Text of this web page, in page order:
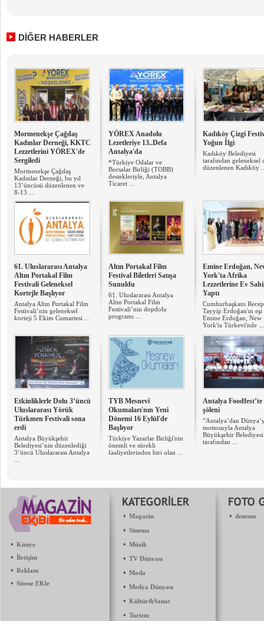
DİĞER HABERLER
Mormenekşe Çağdaş
Kadınlar Derneği, KKTC
Lezzetlerini YÖREX'de
Sergiledi
Mormenekşe Çağdaş
Kadınlar Derneği, bu yıl
13’üncüsü düzenlenen ve
8-13 ...
YÖREX Anadolu
Lezetleriye 13..Defa
Antalya'da
*Türkiye Odalar ve
Borsalar Birliği (TOBB)
destekleriyle, Antalya
Ticaret ...
Kadıköy Çizgi
Yoğun İlgi
Kadıköy Belediyesi
tarafından geleneksel
düzenlenen Kadıköy
61. Uluslararası Antalya
Altın Portakal Film
Festivali Geleneksel
Kortejle Başlıyor
Antalya Altın Portakal Film
Festivali’nin geleneksel
korteji 5 Ekim Cumartesi ...
Altın Portakal Film
Festival Biletleri Satışa
Sunuldu
61. Uluslararası Antalya
Altın Portakal Film
Festivali’nin dopdolu
programı ...
Emine Erdoğan,
York'ta Afrika
Lezzetlerine Ev
Yaptı
Cumhurbaşkanı Recep
Tayyip Erdoğan'ın eşi
Emine Erdoğan, New
York'ta Türkevi'nde ...
Etkinliklerle Dolu 3’üncü
Uluslararası Yörük
Türkmen Festivali sona
erdi
Antalya Büyükşehir
Belediyesi’nin düzenlediği
3’üncü Uluslararası Antalya
TYB Mesnevî
Okumaları'nın Yeni
Dönemi 16 Eylül'de
Başlıyor
Türkiye Yazarlar Birliği'nin
önemli ve sürekli
faaliyetlerinden biri olan ...
Antalya Foodfest’te
şöleni
“Antalya’dan
mottosuyla Antalya
Büyükşehir Belediyesi
tarafından ...
• Künye
• İletişim
• Reklam
• Sitene EKle
• Magazin
• Sinema
• Müzik
• TV Dünyası
• Moda
• Medya Dünyası
• Kültür&Sanat
• Turizm
• deneme